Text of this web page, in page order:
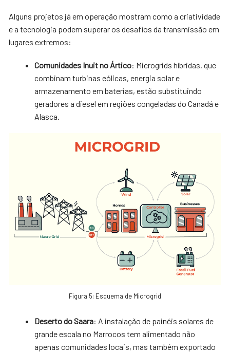
Alguns projetos já em operação mostram como a criatividade
e a tecnologia podem superar os desafios da transmissão em
lugares extremos:
Comunidades Inuit no Ártico: Microgrids híbridas, que
combinam turbinas eólicas, energia solar e
armazenamento em baterias, estão substituindo
geradores a diesel em regiões congeladas do Canadá e
Alasca.
Figura 5: Esquema de Microgrid
Deserto do Saara: A instalação de painéis solares de
grande escala no Marrocos tem alimentado não
apenas comunidades locais, mas também exportado